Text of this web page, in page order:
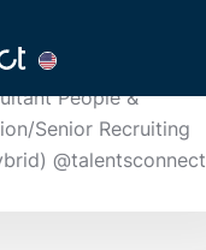
People &
Senior Recruiting
@talentsconnect